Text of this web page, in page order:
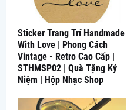
Sticker Trang Trí Handmade
With Love | Phong Cách
Vintage - Retro Cao Cấp |
STHMSP02 | Quà Tặng Kỷ
Niệm | Hộp Nhạc Shop